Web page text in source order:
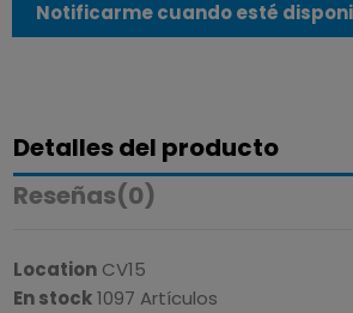
Detalles del producto
Reseñas(0)
Location CV15
En stock 1097 Artículos